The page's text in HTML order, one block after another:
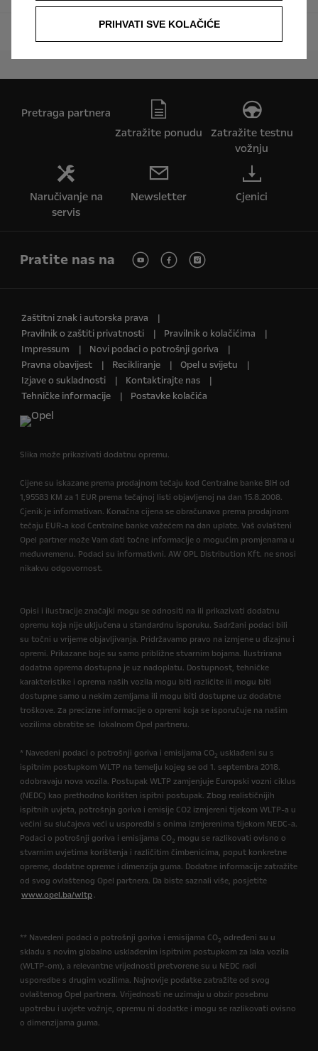
Pretraga partnera
Zatražite ponudu
Zatražite testnu
vožnju
Naručivanje na
servis
Newsletter Cjenici
Pratite nas na
Zaštitni znak i autorska prava
Pravilnik o zaštiti privatnosti
Pravilnik o kolačićima
Impressum
Novi podaci o potrošnji goriva
Pravna obavijest
Recikliranje
Opel u svijetu
Izjave o sukladnosti
Kontaktirajte nas
Tehničke informacije
Postavke kolačića
Slika može prikazivati dodatnu opremu.
Cijene su iskazane prema prodajnom tečaju kod Centralne banke BIH od
1,95583 KM za 1 EUR prema tečajnoj listi objavljenoj na dan 15.8.2008.
Cjenik je informativan. Konačna cijena se obračunava prema prodajnom
tečaju EUR-a kod Centralne banke važećem na dan uplate. Vaš ovlašteni
Opel partner može Vam dati točne informacije o mogućim promjenama u
međuvremenu. Podaci su informativni. AW OPL Distribution Kft. ne snosi
nikakvu odgovornost.
Opisi i ilustracije značajki mogu se odnositi na ili prikazivati dodatnu
opremu koja nije uključena u standardnu isporuku. Sadržani podaci bili
su točni u vrijeme objavljivanja. Pridržavamo pravo na izmjene u dizajnu i
opremi. Prikazane boje su samo približne stvarnim bojama. Ilustrirana
dodatna oprema dostupna je uz nadoplatu. Dostupnost, tehničke
karakteristike i oprema naših vozila mogu biti različite ili mogu biti
dostupne samo u nekim zemljama ili mogu biti dostupne uz dodatne
troškove. Za precizne informacije o opremi koja se isporučuje na našim
vozilima obratite se lokalnom Opel partneru.
* Navedeni podaci o potrošnji goriva i emisijama CO2 usklađeni su s
ispitnim postupkom WLTP na temelju kojeg se od 1. septembra 2018.
odobravaju nova vozila. Postupak WLTP zamjenjuje Europski vozni ciklus
(NEDC) kao prethodno korišten ispitni postupak. Zbog realističnijih
ispitnih uvjeta, potrošnja goriva i emisije CO2 izmjereni tijekom WLTP-a u
većini su slučajeva veći u usporedbi s onima izmjerenima tijekom NEDC-a.
Podaci o potrošnji goriva i emisijama CO2 mogu se razlikovati ovisno o
stvarnim uvjetima korištenja i različitim čimbenicima, poput konkretne
opreme, dodatne opreme i dimenzija guma. Dodatne informacije zatražite
od svog ovlaštenog Opel partnera. Da biste saznali više, posjetite
www.opel.ba/wltp .
** Navedeni podaci o potrošnji goriva i emisijama CO2 određeni su u
skladu s novim globalno usklađenim ispitnim postupkom za laka vozila
(WLTP-om), a relevantne vrijednosti pretvorene su u NEDC radi
usporedbe s drugim vozilima. Najnovije podatke zatražite od svog
ovlaštenog Opel partnera. Vrijednosti ne uzimaju u obzir posebnu
upotrebu i uvjete vožnje, opremu ni dodatke i mogu se razlikovati ovisno
o dimenzijama guma.
PRIHVATI SVE KOLAČIĆE